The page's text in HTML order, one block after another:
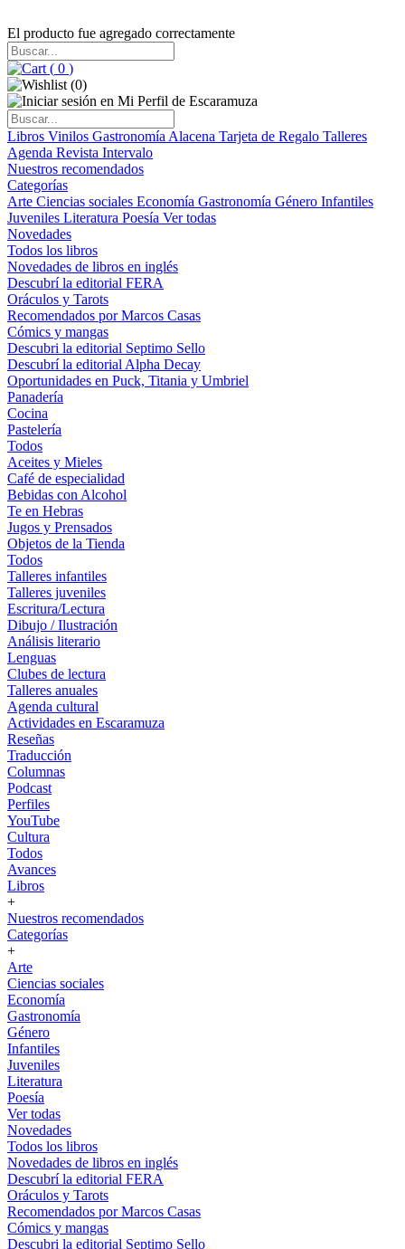
El producto fue agregado correctamente
( 0 )
(0)
Libros Vinilos Gastronomía Alacena Tarjeta de Regalo Talleres
Agenda Revista Intervalo
Nuestros recomendados
Categorías
Arte Ciencias sociales Economía Gastronomía Género Infantiles
Juveniles Literatura Poesía Ver todas
Novedades
Todos los libros
Novedades de libros en inglés
Descubrí la editorial FERA
Oráculos y Tarots
Recomendados por Marcos Casas
Cómics y mangas
Descubri la editorial Septimo Sello
Descubrí la editorial Alpha Decay
Oportunidades en Puck, Titania y Umbriel
Panadería
Cocina
Pastelería
Todos
Aceites y Mieles
Café de especialidad
Bebidas con Alcohol
Te en Hebras
Jugos y Prensados
Objetos de la Tienda
Todos
Talleres infantiles
Talleres juveniles
Escritura/Lectura
Dibujo / Ilustración
Análisis literario
Lenguas
Clubes de lectura
Talleres anuales
Agenda cultural
Actividades en Escaramuza
Reseñas
Traducción
Columnas
Podcast
Perfiles
YouTube
Cultura
Todos
Avances
Libros
+
Nuestros recomendados
Categorías
+
Arte
Ciencias sociales
Economía
Gastronomía
Género
Infantiles
Juveniles
Literatura
Poesía
Ver todas
Novedades
Todos los libros
Novedades de libros en inglés
Descubrí la editorial FERA
Oráculos y Tarots
Recomendados por Marcos Casas
Cómics y mangas
Descubri la editorial Septimo Sello